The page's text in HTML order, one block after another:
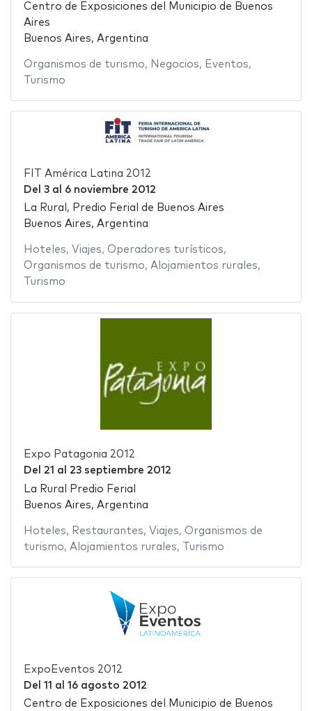
Centro de Exposiciones del Municipio de Buenos
Aires
Buenos Aires, Argentina
Organismos de turismo, Negocios, Eventos,
Turismo
FIT América Latina 2012
Del 3al 6 noviembre 2012
La Rural, Predio Ferial de Buenos Aires
Buenos Aires, Argentina
Hoteles, Viajes, Operadores turísticos,
Organismos de turismo, Alojamientos rurales,
Turismo
Expo Patagonia 2012
Del 21 al 23 septiembre 2012
La Rural Predio Ferial
Buenos Aires, Argentina
Hoteles, Restaurantes, Viajes, Organismos de
turismo, Alojamientos rurales, Turismo
ExpoEventos 2012
Del 11 al 16 agosto 2012
Centro de Exposiciones del Municipio de Buenos